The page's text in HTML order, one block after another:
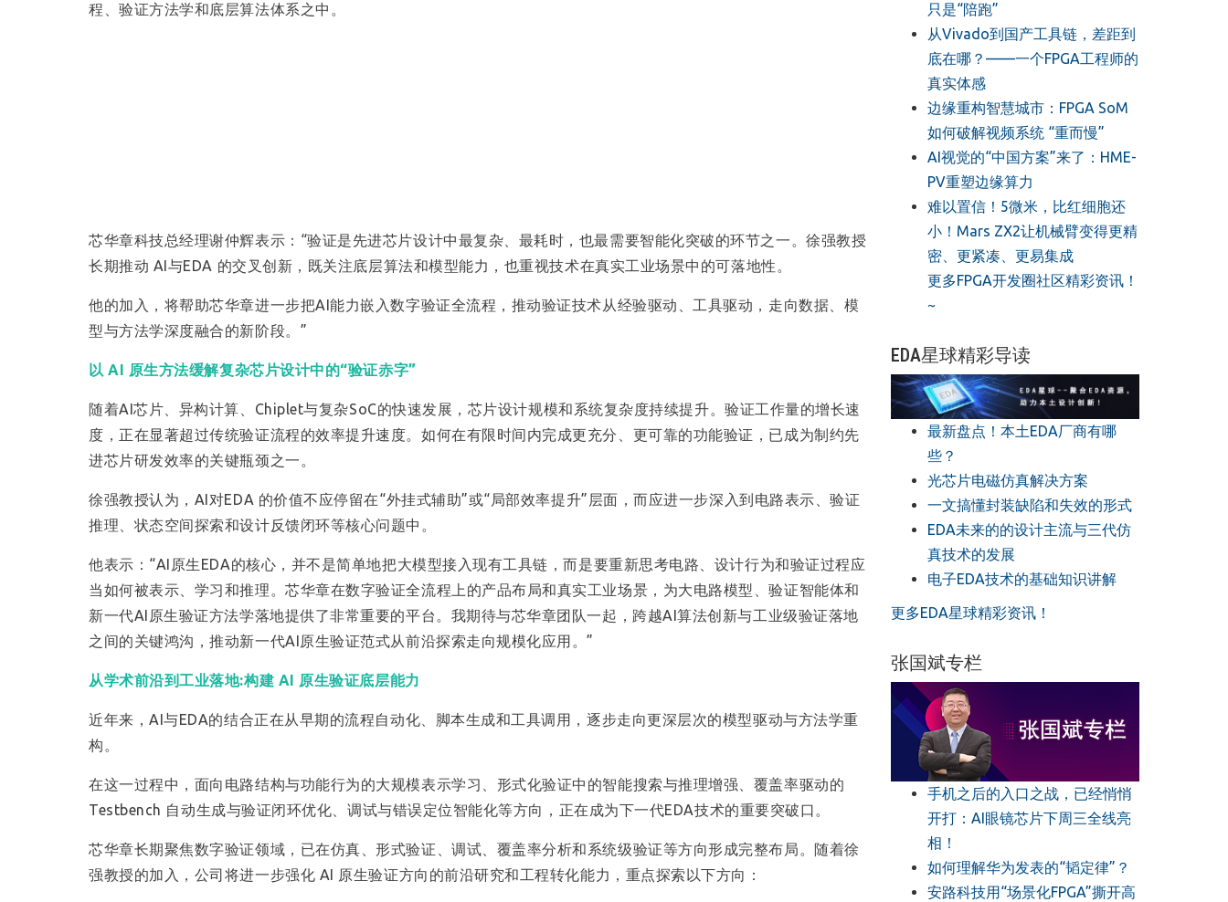
程、验证方法学和底层算法体系之中。
芯华章科技总经理谢仲辉表示：“验证是先进芯片设计中最复杂、最耗时，也最需要智能化突破的环节之一。徐强教授
长期推动 AI与EDA 的交叉创新，既关注底层算法和模型能力，也重视技术在真实工业场景中的可落地性。
他的加入，将帮助芯华章进一步把AI能力嵌入数字验证全流程，推动验证技术从经验驱动、工具驱动，走向数据、模
型与方法学深度融合的新阶段。”
以 AI 原生方法缓解复杂芯片设计中的“验证赤字”
随着AI芯片、异构计算、Chiplet与复杂SoC的快速发展，芯片设计规模和系统复杂度持续提升。验证工作量的增长速
度，正在显著超过传统验证流程的效率提升速度。如何在有限时间内完成更充分、更可靠的功能验证，已成为制约先
进芯片研发效率的关键瓶颈之一。
徐强教授认为，AI对EDA 的价值不应停留在“外挂式辅助”或“局部效率提升”层面，而应进一步深入到电路表示、验证
推理、状态空间探索和设计反馈闭环等核心问题中。
他表示：“AI原生EDA的核心，并不是简单地把大模型接入现有工具链，而是要重新思考电路、设计行为和验证过程应
当如何被表示、学习和推理。芯华章在数字验证全流程上的产品布局和真实工业场景，为大电路模型、验证智能体和
新一代AI原生验证方法学落地提供了非常重要的平台。我期待与芯华章团队一起，跨越AI算法创新与工业级验证落地
之间的关键鸿沟，推动新一代AI原生验证范式从前沿探索走向规模化应用。”
从学术前沿到工业落地:构建 AI 原生验证底层能力
近年来，AI与EDA的结合正在从早期的流程自动化、脚本生成和工具调用，逐步走向更深层次的模型驱动与方法学重
构。
在这一过程中，面向电路结构与功能行为的大规模表示学习、形式化验证中的智能搜索与推理增强、覆盖率驱动的
Testbench 自动生成与验证闭环优化、调试与错误定位智能化等方向，正在成为下一代EDA技术的重要突破口。
芯华章长期聚焦数字验证领域，已在仿真、形式验证、调试、覆盖率分析和系统级验证等方向形成完整布局。随着徐
强教授的加入，公司将进一步强化 AI 原生验证方向的前沿研究和工程转化能力，重点探索以下方向：
只是“陪跑”
从Vivado到国产工具链，差距到
底在哪？——一个FPGA工程师的
真实体感
边缘重构智慧城市：FPGA SoM
如何破解视频系统 “重而慢”
AI视觉的“中国方案”来了：HME-
PV重塑边缘算力
难以置信！5微米，比红细胞还
小！Mars ZX2让机械臂变得更精
密、更紧凑、更易集成
更多FPGA开发圈社区精彩资讯！
~
EDA星球精彩导读
最新盘点！本土EDA厂商有哪
些？
光芯片电磁仿真解决方案
一文搞懂封装缺陷和失效的形式
EDA未来的的设计主流与三代仿
真技术的发展
电子EDA技术的基础知识讲解
更多EDA星球精彩资讯！
张国斌专栏
手机之后的入口之战，已经悄悄
开打：AI眼镜芯片下周三全线亮
相！
如何理解华为发表的“韬定律”？
安路科技用“场景化FPGA”撕开高